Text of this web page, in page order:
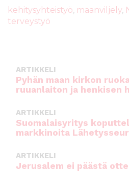
b
o
r
A
kehitysyhteistyö, maanviljely,
terveystyö
ARTIKKELI
Pyhän maan kirkon
ruuanlaiton ja henkisen
ARTIKKELI
Suomalaisyritys
markkinoita
ARTIKKELI
Jerusalem ei päästä